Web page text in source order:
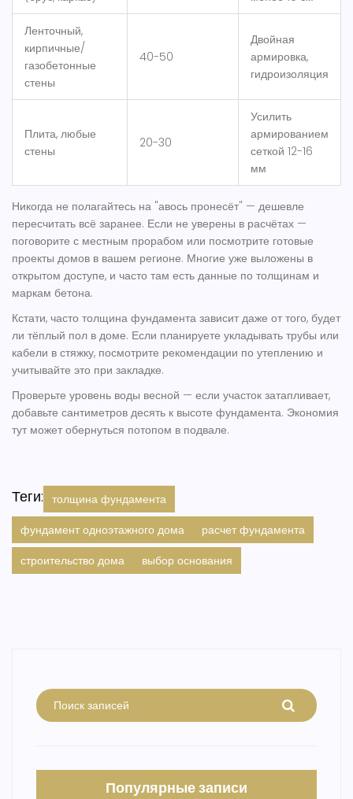
Ленточный,
кирпичные/
газобетонные
стены
40-50
Двойная
армировка,
гидроизоляция
Плита, любые
стены
20-30
Усилить
армированием
сеткой 12-16
мм
Никогда не полагайтесь на "авось пронесёт" — дешевле
пересчитать всё заранее. Если не уверены в расчётах —
поговорите с местным прорабом или посмотрите готовые
проекты домов в вашем регионе. Многие уже выложены в
открытом доступе, и часто там есть данные по толщинам и
маркам бетона.
Кстати, часто толщина фундамента зависит даже от того, будет
ли тёплый пол в доме. Если планируете укладывать трубы или
кабели в стяжку, посмотрите рекомендации по утеплению и
учитывайте это при закладке.
Проверьте уровень воды весной — если участок затапливает,
добавьте сантиметров десять к высоте фундамента. Экономия
тут может обернуться потопом в подвале.
Теги: толщина фундамента
фундамент одноэтажного дома
расчет фундамента
строительство дома
выбор основания
Популярные записи